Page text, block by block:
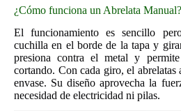
¿Cómo funciona un Abrelata Manual?
El funcionamiento es sencillo
cuchilla en el borde de la tapa y
presiona contra el metal y
cortando. Con cada giro, el abrelatas
envase. Su diseño aprovecha la
necesidad de electricidad ni pilas.